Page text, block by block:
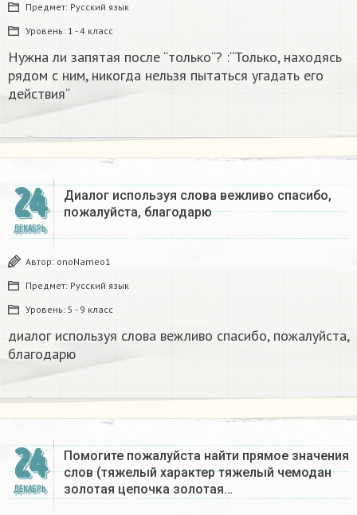
Предмет: Русский язык
Уровень: 1 - 4 класс
Нужна ли запятая после “только“? :“Только, находясь
рядом с ним, никогда нельзя пытаться угадать его
действия“
24
ДЕКАБРЬ
Диалог используя слова вежливо спасибо,
пожалуйста, благодарю
Автор: onoNameo1
Предмет: Русский язык
Уровень: 5 - 9 класс
диалог используя слова вежливо спасибо, пожалуйста,
благодарю
24
ДЕКАБРЬ
Помогите пожалуйста найти прямое значения
слов (тяжелый характер тяжелый чемодан
золотая цепочка золотая…